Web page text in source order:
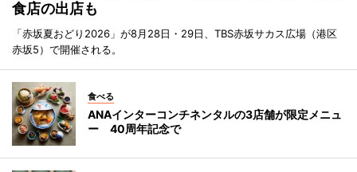
食店の出店も
「赤坂夏おどり2026」が8月28日・29日、TBS赤坂サカス広場（港区
赤坂5）で開催される。
食べる
ANAインターコンチネンタルの3店舗が限定メニュ
ー 40周年記念で